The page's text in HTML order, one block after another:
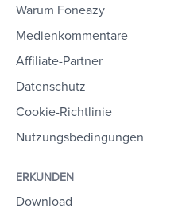
Warum Foneazy
Medienkommentare
Affiliate-Partner
Datenschutz
Cookie-Richtlinie
Nutzungsbedingungen
ERKUNDEN
Download